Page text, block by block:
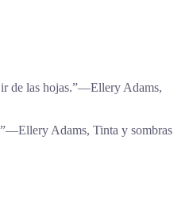
de las hojas.”―Ellery Adams,
Adams, Tinta y sombras